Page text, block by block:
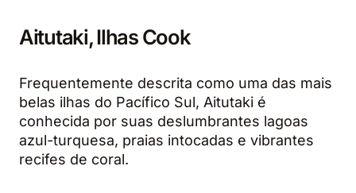
Aitutaki, Ilhas Cook
Frequentemente descrita como uma das mais
belas ilhas do Pacífico Sul, Aitutaki é
conhecida por suas deslumbrantes lagoas
azul-turquesa, praias intocadas e vibrantes
recifes de coral.